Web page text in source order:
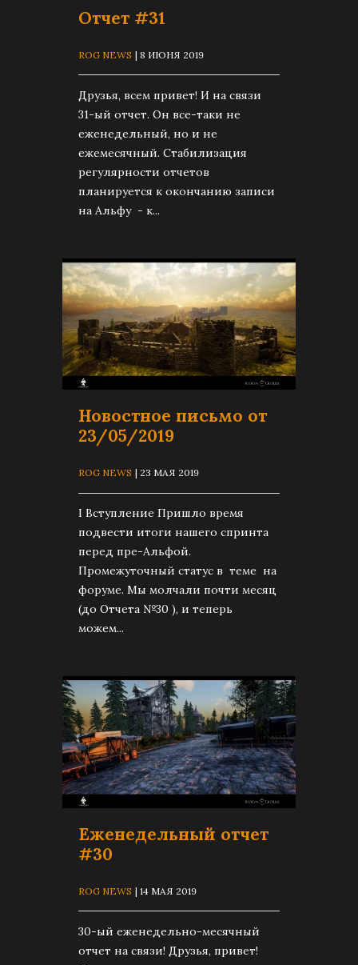
Отчет #31
ROG NEWS | 8 ИЮНЯ 2019
Друзья, всем привет! И на связи
31-ый отчет. Он все-таки не
еженедельный, но и не
ежемесячный. Стабилизация
регулярности отчетов
планируется к окончанию записи
на Альфу - к...
Новостное письмо от
23/05/2019
ROG NEWS | 23 МАЯ 2019
I Вступление Пришло время
подвести итоги нашего спринта
перед пре-Альфой.
Промежуточный статус в теме на
форуме. Мы молчали почти месяц
(до Отчета №30 ), и теперь
можем...
Еженедельный отчет
#30
ROG NEWS | 14 МАЯ 2019
30-ый еженедельно-месячный
отчет на связи! Друзья, привет!